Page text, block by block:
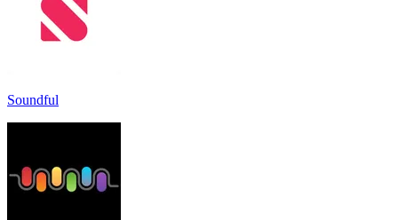
Soundful